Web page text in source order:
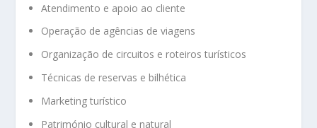
Atendimento e apoio ao cliente
Operação de agências de viagens
Organização de circuitos e roteiros turísticos
Técnicas de reservas e bilhética
Marketing turístico
Património cultural e natural